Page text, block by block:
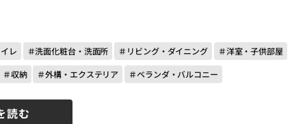
読む
レ ＃洗面化粧台・洗面所 ＃リビング・ダイニング
＃洋室・子供部屋
＃収納 ＃外構・エクステリア ＃ベランダ・バルコニー